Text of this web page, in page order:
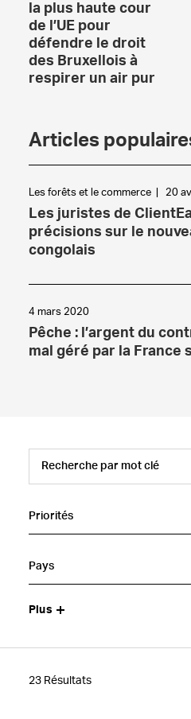
la plus haute cour
de l’UE pour
défendre le droit
des Bruxellois à
respirer un air pur
Articles
Les forêts et le commerce 20
Les juristes de
précisions sur le
congolais
4 mars 2020
Pêche : l’argent du
mal géré par la France
Priorités
Pays
Plus
23 Résultats